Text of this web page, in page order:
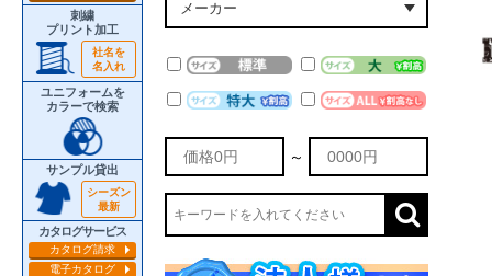
刺繍
プリント加工
社名を
名入れ
ユニフォームを
カラーで検索
サンプル貸出
シーズン
最新
カタログサービス
カタログ請求
電子カタログ
～